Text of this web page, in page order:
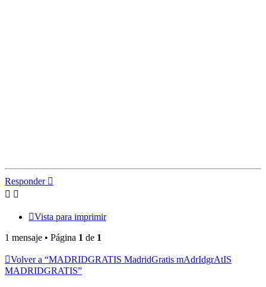
Responder
Vista para imprimir
1 mensaje • Página 1 de 1
Volver a “MADRIDGRATIS MadridGratis mAdrIdgrAtIS
MADRIDGRATIS”